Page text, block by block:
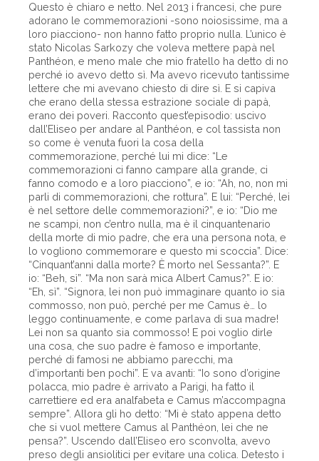
Questo è chiaro e netto. Nel 2013 i francesi, che pure
adorano le commemorazioni -sono noiosissime, ma a
loro piacciono- non hanno fatto proprio nulla. L’unico è
stato Nicolas Sarkozy che voleva mettere papà nel
Panthéon, e meno male che mio fratello ha detto di no
perché io avevo detto sì. Ma avevo ricevuto tantissime
lettere che mi avevano chiesto di dire sì. E si capiva
che erano della stessa estrazione sociale di papà,
erano dei poveri. Racconto quest’episodio: uscivo
dall’Eliseo per andare al Panthéon, e col tassista non
so come è venuta fuori la cosa della
commemorazione, perché lui mi dice: “Le
commemorazioni ci fanno campare alla grande, ci
fanno comodo e a loro piacciono”, e io: “Ah, no, non mi
parli di commemorazioni, che rottura”. E lui: “Perché, lei
è nel settore delle commemorazioni?”, e io: “Dio me
ne scampi, non c’entro nulla, ma è il cinquantenario
della morte di mio padre, che era una persona nota, e
lo vogliono commemorare e questo mi scoccia”. Dice:
“Cinquant’anni dalla morte? È morto nel Sessanta?”. E
io: “Beh, sì”. “Ma non sarà mica Albert Camus?”. E io:
“Eh, sì”. “Signora, lei non può immaginare quanto io sia
commosso, non può, perché per me Camus è… lo
leggo continuamente, e come parlava di sua madre!
Lei non sa quanto sia commosso! E poi voglio dirle
una cosa, che suo padre è famoso e importante,
perché di famosi ne abbiamo parecchi, ma
d’importanti ben pochi”. E va avanti: “Io sono d’origine
polacca, mio padre è arrivato a Parigi, ha fatto il
carrettiere ed era analfabeta e Camus m’accompagna
sempre”. Allora gli ho detto: “Mi è stato appena detto
che si vuol mettere Camus al Panthéon, lei che ne
pensa?”. Uscendo dall’Eliseo ero sconvolta, avevo
preso degli ansiolitici per evitare una colica. Detesto i